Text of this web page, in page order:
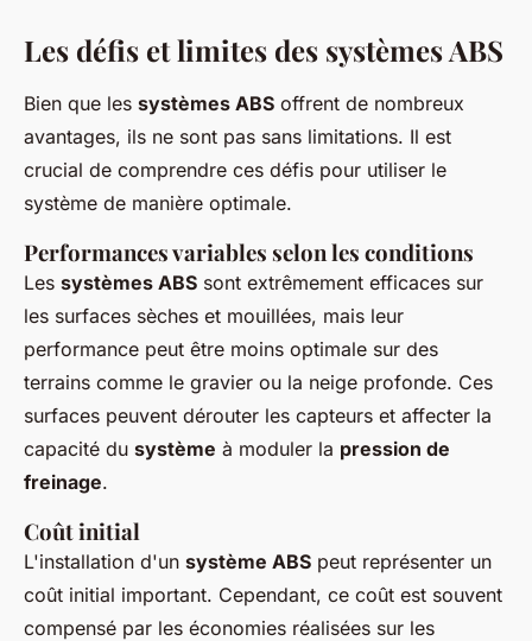
Les défis et limites des systèmes ABS
Bien que les systèmes ABS offrent de nombreux
avantages, ils ne sont pas sans limitations. Il est
crucial de comprendre ces défis pour utiliser le
système de manière optimale.
Performances variables selon les conditions
Les systèmes ABS sont extrêmement efficaces sur
les surfaces sèches et mouillées, mais leur
performance peut être moins optimale sur des
terrains comme le gravier ou la neige profonde. Ces
surfaces peuvent dérouter les capteurs et affecter la
capacité du système à moduler la pression de
freinage.
Coût initial
L'installation d'un système ABS peut représenter un
coût initial important. Cependant, ce coût est souvent
compensé par les économies réalisées sur les